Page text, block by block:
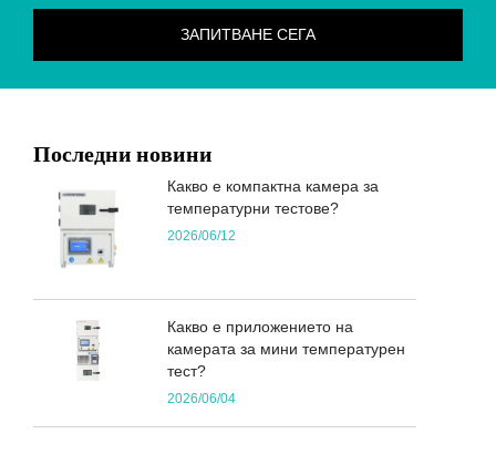
Последни новини
Какво е компактна камера за
температурни тестове?
2026/06/12
Какво е приложението на
камерата за мини температурен
тест?
2026/06/04